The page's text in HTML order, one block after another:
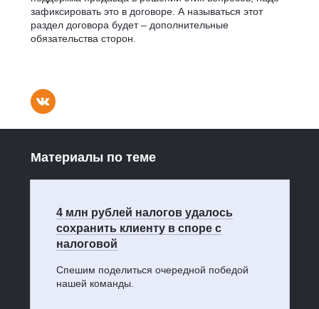
зафиксировать это в договоре. А называться этот
раздел договора будет – дополнительные
обязательства сторон.
Материалы по теме
4 млн рублей налогов удалось
сохранить клиенту в споре с
налоговой
Спешим поделиться очередной победой
нашей команды.